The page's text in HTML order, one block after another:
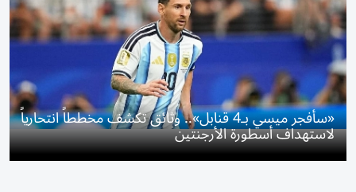
«سأفجر ميسي بـ4 قنابل».. وثائق تكشف مخططاً انتحارياً
لاستهداف أسطورة الأرجنتين